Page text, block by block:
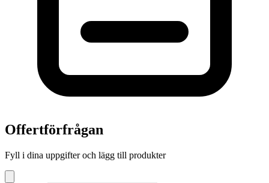
Offertförfrågan
Fyll i dina uppgifter och lägg till produkter